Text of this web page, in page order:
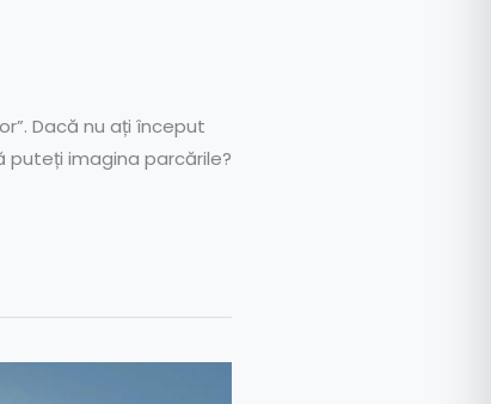
Dacă nu ați început
puteți imagina parcările?